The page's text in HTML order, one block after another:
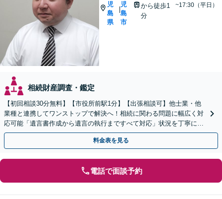
児
島
県
|
児
島
市
から徒歩1
分
~17:30（平日）
相続財産調査・鑑定
【初回相談30分無料】【市役所前駅1分】【出張相談可】他士業・他
業種と連携してワンストップで解決へ！相続に関わる問題に幅広く対
応可能「遺言書作成から遺言の執行まですべて対応」状況を丁寧にヒ
アリングしたうえで、最適な解決策をご提案いたします
料金表を見る
電話で面談予約